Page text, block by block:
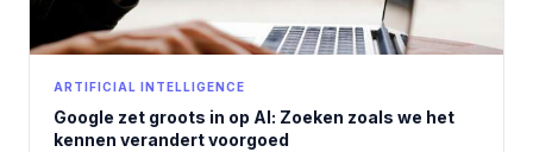
ARTIFICIAL INTELLIGENCE
Google zet groots in op AI: Zoeken zoals we het
kennen verandert voorgoed